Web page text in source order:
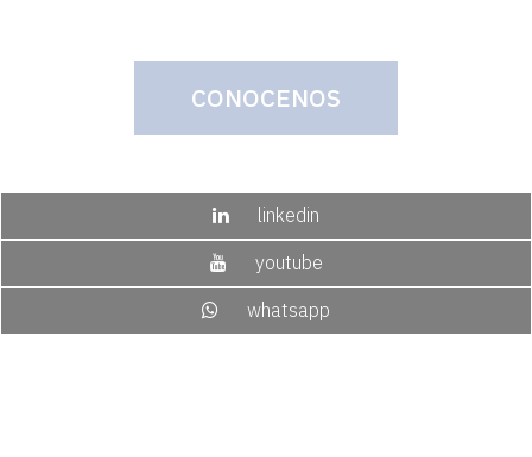
CONOCENOS
linkedin
youtube
whatsapp